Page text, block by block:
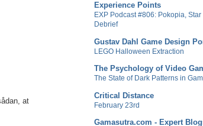
at
Experience Points
EXP Podcast #806: Pokopia,
Debrief
Gustav Dahl Game Design
LEGO Halloween Extraction
The Psychology of Video
The State of Dark Patterns in
Critical Distance
February 23rd
Gamasutra.com - Expert